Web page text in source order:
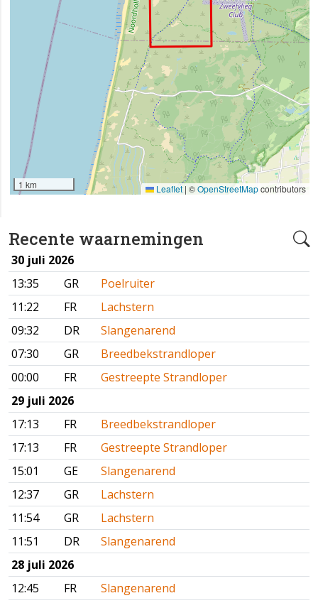
Recente waarnemingen
30 juli 2026
13:35
GR
Poelruiter
11:22
FR
Lachstern
09:32
DR
Slangenarend
07:30
GR
Breedbekstrandloper
00:00
FR
Gestreepte Strandloper
29 juli 2026
17:13
FR
Breedbekstrandloper
17:13
FR
Gestreepte Strandloper
15:01
GE
Slangenarend
12:37
GR
Lachstern
11:54
GR
Lachstern
11:51
DR
Slangenarend
28 juli 2026
12:45
FR
Slangenarend
1 km Leaflet | ©OpenStreetMapcontributors